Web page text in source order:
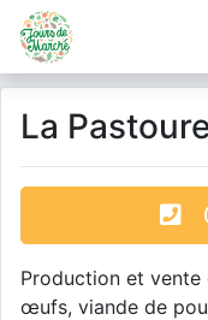
La
Production et
œufs, viande de